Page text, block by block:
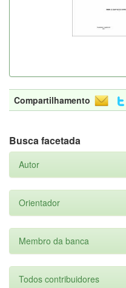
Compartilhamento
Busca facetada
Autor
Orientador
Membro da banca
Todos contribuidores